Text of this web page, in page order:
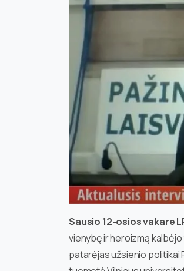
Sausio 12-osios vakare
vienybę ir heroizmą
patarėjas užsienio